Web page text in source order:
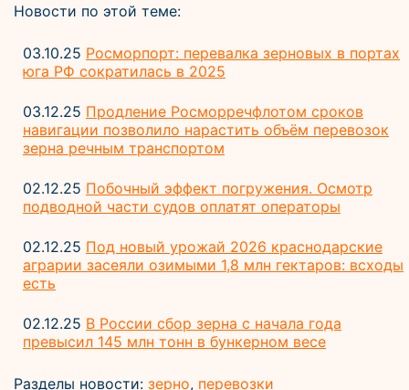
Новости по этой теме:
03.10.25 Росморпорт: перевалка зерновых в портах
юга РФ сократилась в 2025
03.12.25 Продление Росморречфлотом сроков
навигации позволило нарастить объём перевозок
зерна речным транспортом
02.12.25 Побочный эффект погружения. Осмотр
подводной части судов оплатят операторы
02.12.25 Под новый урожай 2026 краснодарские
аграрии засеяли озимыми 1,8 млн гектаров: всходы
есть
02.12.25 В России сбор зерна с начала года
превысил 145 млн тонн в бункерном весе
Разделы новости: зерно, перевозки